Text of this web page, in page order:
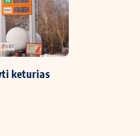
keturias